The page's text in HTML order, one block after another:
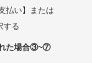
い】または
する
た場合③~⑦